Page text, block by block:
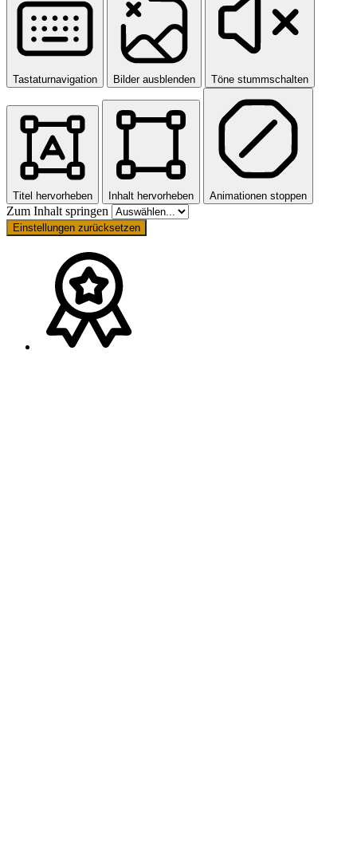
Tastaturnavigation Bilder ausblenden Töne stummschalten
Titel hervorheben Inhalt hervorheben Animationen stoppen
Zum Inhalt springen
Einstellungen zurücksetzen